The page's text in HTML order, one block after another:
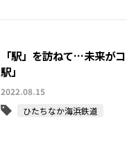
「駅」を訪ねて…未来が
駅」
2022.08.15
ひたちなか海浜鉄道